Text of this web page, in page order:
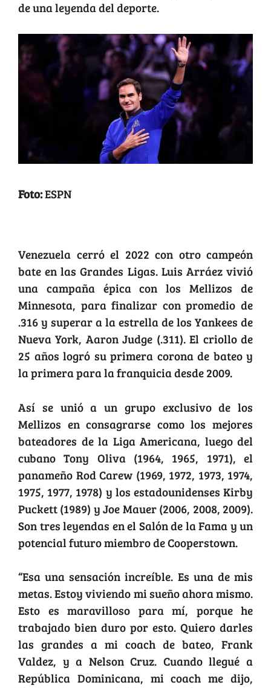
de una leyenda del deporte.
Foto:ESPN
Venezuela cerró el 2022 con otro campeón
bate en las Grandes Ligas. Luis Arráez vivió
una campaña épica con los Mellizos de
Minnesota, para finalizar con promedio de
.316 y superar a la estrella de los Yankees de
Nueva York, Aaron Judge (.311). El criollo de
25 años logró su primera corona de bateo y
la primera para la franquicia desde 2009.
Así se unió a un grupo exclusivo de los
Mellizos en consagrarse como los mejores
bateadores de la Liga Americana, luego del
cubano Tony Oliva (1964, 1965, 1971), el
panameño Rod Carew (1969, 1972, 1973, 1974,
1975, 1977, 1978) y los estadounidenses Kirby
Puckett (1989) y Joe Mauer (2006, 2008, 2009).
Son tres leyendas en el Salón de la Fama y un
potencial futuro miembro de Cooperstown.
“Esa una sensación increíble. Es una de mis
metas. Estoy viviendo mi sueño ahora mismo.
Esto es maravilloso para mí, porque he
trabajado bien duro por esto. Quiero darles
las grandes a mi coach de bateo, Frank
Valdez, y a Nelson Cruz. Cuando llegué a
República Dominicana, mi coach me dijo,